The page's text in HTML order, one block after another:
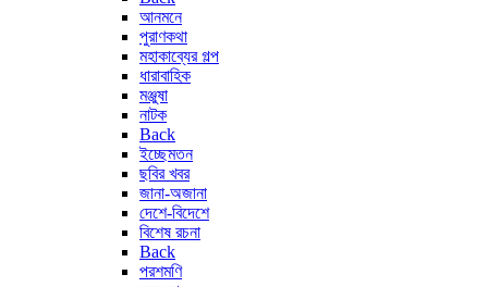
আনমনে
পুরাণকথা
মহাকাব্যের গল্প
ধারাবাহিক
মঞ্জুষা
নাটক
Back
ইচ্ছেমতন
ছবির খবর
জানা-অজানা
দেশে-বিদেশে
বিশেষ রচনা
Back
পরশমণি